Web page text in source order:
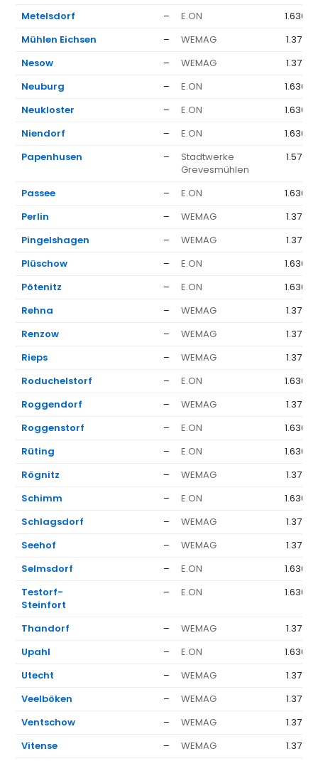
Metelsdorf
– E.ON
1.636 €
Mühlen Eichsen
– WEMAG
1.377 €
Nesow
– WEMAG
1.377 €
Neuburg
– E.ON
1.636 €
Neukloster
– E.ON
1.636 €
Niendorf
– E.ON
1.636 €
Papenhusen
–
Stadtwerke
Grevesmühlen
1.577 €
Passee – E.ON
1.636 €
Perlin
– WEMAG
1.377 €
Pingelshagen
– WEMAG
1.377 €
Plüschow
– E.ON
1.636 €
Pötenitz
– E.ON
1.636 €
Rehna
– WEMAG
1.377 €
Renzow
– WEMAG
1.377 €
Rieps
– WEMAG
1.377 €
Roduchelstorf
– E.ON
1.636 €
Roggendorf
– WEMAG
1.377 €
Roggenstorf
– E.ON
1.636 €
Rüting
– E.ON
1.636 €
Rögnitz
– WEMAG
1.377 €
Schimm
– E.ON
1.636 €
Schlagsdorf
– WEMAG
1.377 €
Seehof
– WEMAG
1.377 €
Selmsdorf
– E.ON
1.636 €
Testorf-
Steinfort
– E.ON 1.636 €
Thandorf – WEMAG
1.377 €
Upahl
– E.ON
1.636 €
Utecht
– WEMAG
1.377 €
Veelböken
– WEMAG
1.377 €
Ventschow
– WEMAG
1.377 €
Vitense
– WEMAG
1.377 €